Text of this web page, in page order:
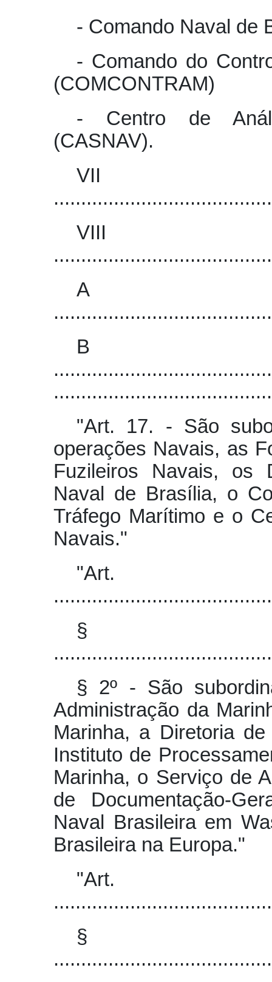
- Comando Naval de
- Comando do
(COMCONTRAM)
- Centro de
(CASNAV).
"Art. 17. - São
operações Navais, as
Fuzileiros Navais, os
Naval de Brasília, o
Tráfego Marítimo e o
Navais."
§
§ 2º - São
Administração da
Marinha, a Diretoria
Instituto de
Marinha, o Serviço de
de Documentação-
Naval Brasileira em
Brasileira na Europa."
§